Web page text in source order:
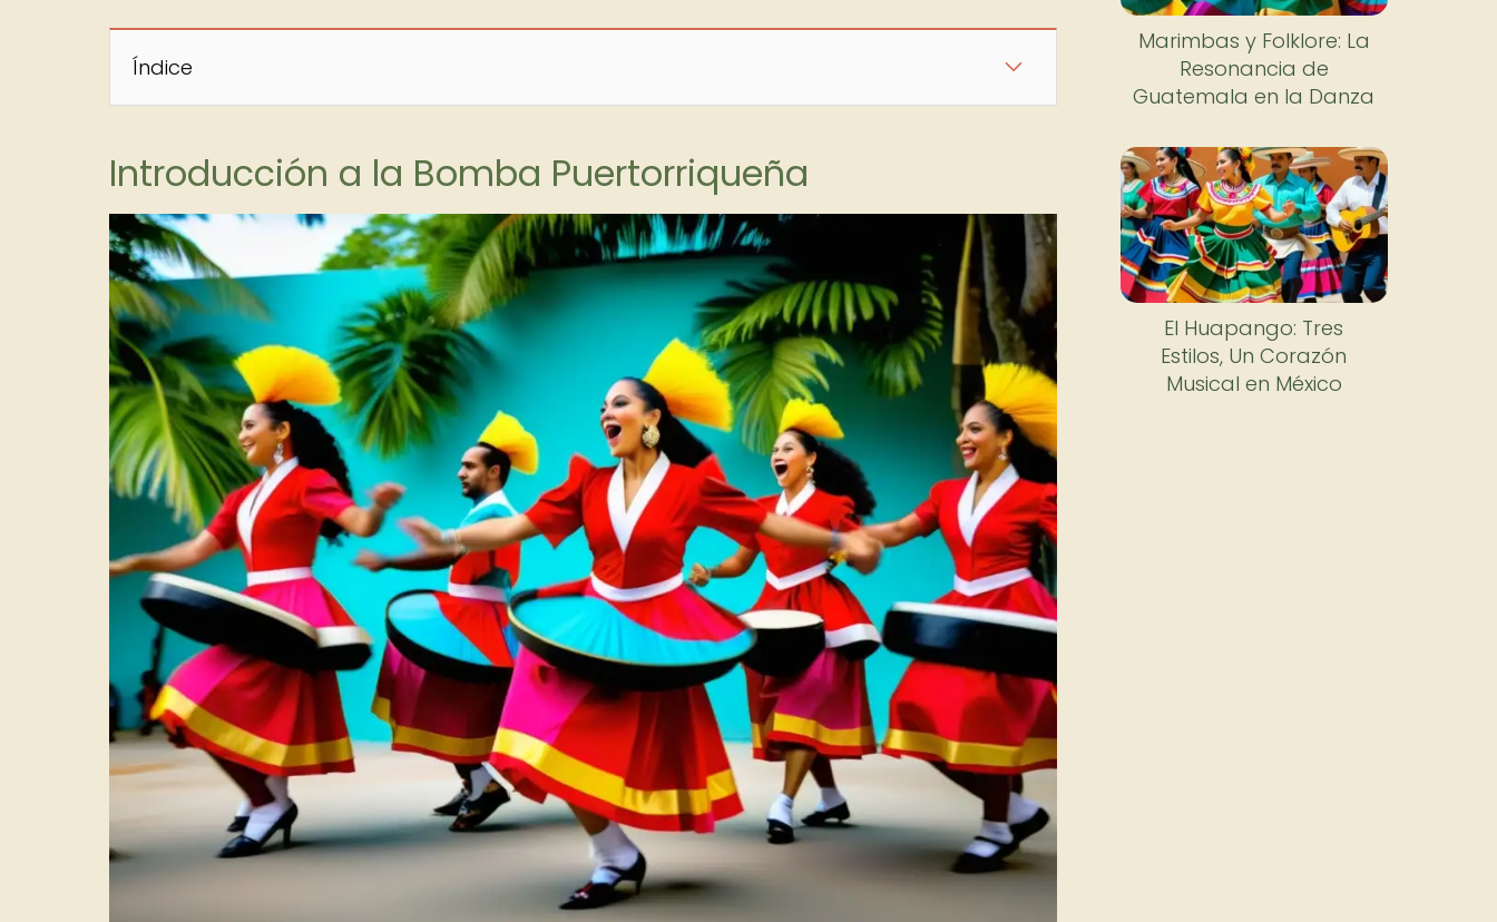
Índice
Introducción a la Bomba Puertorriqueña
Marimbas y Folklore: La
Resonancia de
Guatemala en la Danza
El Huapango: Tres
Estilos, Un Corazón
Musical en México